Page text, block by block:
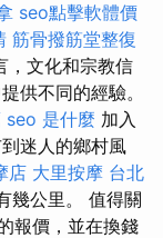
seo點擊軟體價
筋骨撥筋堂整復
，文化和宗教信
供不同的經驗。
seo 是什麼 加入
迷人的鄉村風
店 大里按摩 台北
幾公里。 值得關
報價，並在換錢